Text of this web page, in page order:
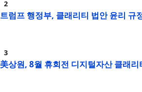
트럼프 행정부, 클래리티 법안 윤리 규
美상원, 8월 휴회전 디지털자산 클래